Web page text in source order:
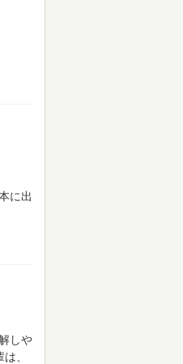
に出
しや
、